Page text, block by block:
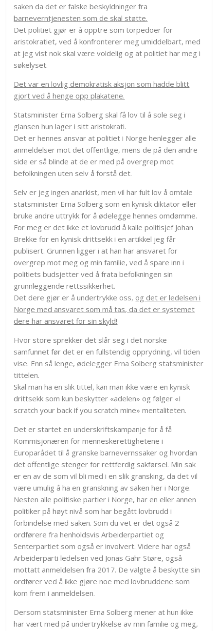
saken da det er falske beskyldninger fra
barneverntjenesten som de skal støtte.
Det politiet gjør er å opptre som torpedoer for
aristokratiet, ved å konfronterer meg umiddelbart, med
at jeg vist nok skal være voldelig og at politiet har meg i
søkelyset.
Det var en lovlig demokratisk aksjon som hadde blitt
gjort ved å henge opp plakatene.
Statsminister Erna Solberg skal få lov til å sole seg i
glansen hun lager i sitt aristokrati.
Det er hennes ansvar at politiet i Norge henlegger alle
anmeldelser mot det offentlige, mens de på den andre
side er så blinde at de er med på overgrep mot
befolkningen uten selv å forstå det.
Selv er jeg ingen anarkist, men vil har fult lov å omtale
statsminister Erna Solberg som en kynisk diktator eller
bruke andre uttrykk for å ødelegge hennes omdømme.
For meg er det ikke et lovbrudd å kalle politisjef Johan
Brekke for en kynisk drittsekk i en artikkel jeg får
publisert. Grunnen ligger i at han har ansvaret for
overgrep mot meg og min familie, ved å spare inn i
politiets budsjetter ved å frata befolkningen sin
grunnleggende rettssikkerhet.
Det dere gjør er å undertrykke oss,og det er ledelsen i
Norge med ansvaret som må tas, da det er systemet
dere har ansvaret for sin skyld!
Hvor store sprekker det slår seg i det norske
samfunnet før det er en fullstendig opprydning, vil tiden
vise. Enn så lenge, ødelegger Erna Solberg statsminister
tittelen.
Skal man ha en slik tittel, kan man ikke være en kynisk
drittsekk som kun beskytter «adelen» og følger «I
scratch your back if you scratch mine» mentaliteten.
Det er startet en underskriftskampanje for å få
Kommisjonæren for menneskerettighetene i
Europarådet til å granske barnevernssaker og hvordan
det offentlige stenger for rettferdig sakførsel. Min sak
er en av de som vil bli med i en slik gransking, da det vil
være umulig å ha en granskning av saken her i Norge.
Nesten alle politiske partier i Norge, har en eller annen
politiker på høyt nivå som har begått lovbrudd i
forbindelse med saken. Som du vet er det også 2
ordførere fra henholdsvis Arbeiderpartiet og
Senterpartiet som også er involvert. Videre har også
Arbeiderparti ledelsen ved Jonas Gahr Støre, også
mottatt anmeldelsen fra 2017. De valgte å beskytte sin
ordfører ved å ikke gjøre noe med lovbruddene som
kom frem i anmeldelsen.
Dersom statsminister Erna Solberg mener at hun ikke
har vært med på undertrykkelse av min familie og meg,